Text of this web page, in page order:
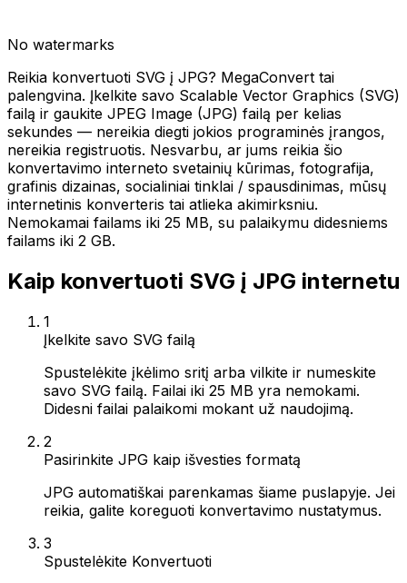
No watermarks
Reikia konvertuoti SVG į JPG? MegaConvert tai
palengvina. Įkelkite savo Scalable Vector Graphics (SVG)
failą ir gaukite JPEG Image (JPG) failą per kelias
sekundes — nereikia diegti jokios programinės įrangos,
nereikia registruotis. Nesvarbu, ar jums reikia šio
konvertavimo interneto svetainių kūrimas, fotografija,
grafinis dizainas, socialiniai tinklai / spausdinimas, mūsų
internetinis konverteris tai atlieka akimirksniu.
Nemokamai failams iki 25 MB, su palaikymu didesniems
failams iki 2 GB.
Kaip konvertuoti SVG į JPG internetu
1
Įkelkite savo SVG failą
Spustelėkite įkėlimo sritį arba vilkite ir numeskite
savo SVG failą. Failai iki 25 MB yra nemokami.
Didesni failai palaikomi mokant už naudojimą.
2
Pasirinkite JPG kaip išvesties formatą
JPG automatiškai parenkamas šiame puslapyje. Jei
reikia, galite koreguoti konvertavimo nustatymus.
3
Spustelėkite Konvertuoti